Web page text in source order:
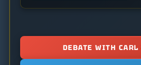
DEBATE WITH CARL